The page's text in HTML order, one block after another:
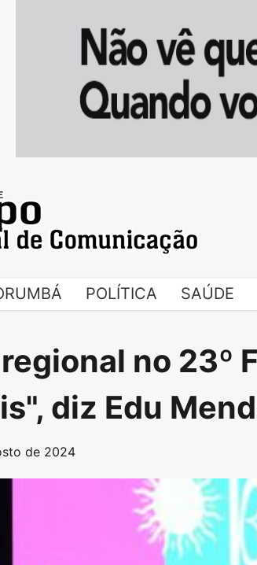
POLÍTICA SAÚDE
no 23º
diz Edu
de 2024